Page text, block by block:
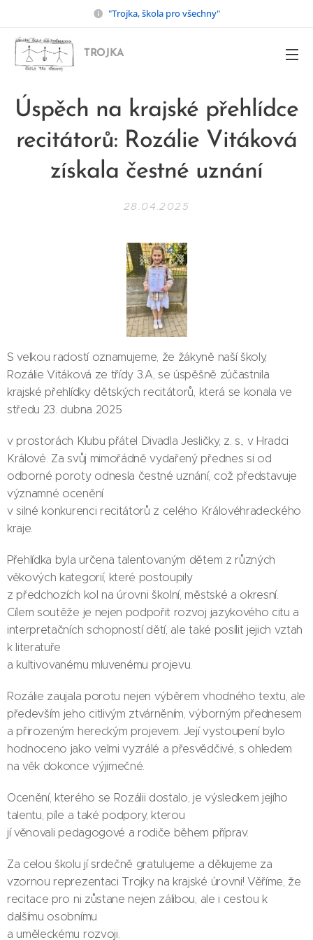
"Trojka, škola pro všechny"
TROJKA
Úspěch na krajské přehlídce
recitátorů: Rozálie Vitáková
získala čestné uznání
28.04.2025
S velkou radostí oznamujeme, že žákyně naší školy,
Rozálie Vitáková ze třídy 3.A, se úspěšně zúčastnila
krajské přehlídky dětských recitátorů, která se konala ve
středu 23. dubna 2025
v prostorách Klubu přátel Divadla Jesličky, z. s., v Hradci
Králové. Za svůj mimořádně vydařený přednes si od
odborné poroty odnesla čestné uznání, což představuje
významné ocenění
v silné konkurenci recitátorů z celého Královéhradeckého
kraje.
Přehlídka byla určena talentovaným dětem z různých
věkových kategorií, které postoupily
z předchozích kol na úrovni školní, městské a okresní.
Cílem soutěže je nejen podpořit rozvoj jazykového citu a
interpretačních schopností dětí, ale také posílit jejich vztah
k literatuře
a kultivovanému mluvenému projevu.
Rozálie zaujala porotu nejen výběrem vhodného textu, ale
především jeho citlivým ztvárněním, výborným přednesem
a přirozeným hereckým projevem. Její vystoupení bylo
hodnoceno jako velmi vyzrálé a přesvědčivé, s ohledem
na věk dokonce výjimečné.
Ocenění, kterého se Rozálii dostalo, je výsledkem jejího
talentu, píle a také podpory, kterou
jí věnovali pedagogové a rodiče během příprav.
Za celou školu jí srdečně gratulujeme a děkujeme za
vzornou reprezentaci Trojky na krajské úrovni! Věříme, že
recitace pro ni zůstane nejen zálibou, ale i cestou k
dalšímu osobnímu
a uměleckému rozvoji.